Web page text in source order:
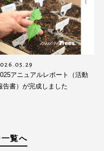
アニュアルレポート（活動
告書）が完成しました
覧へ